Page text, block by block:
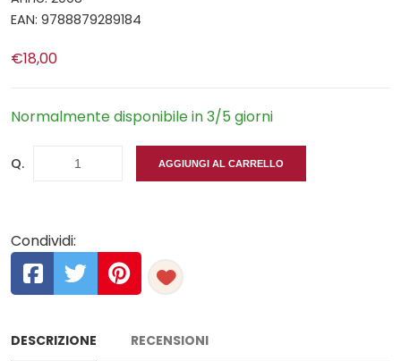
EAN: 9788879289184
€18,00
Normalmente disponibile in 3/5 giorni
Q. AGGIUNGI AL CARRELLO
Condividi:
DESCRIZIONE RECENSIONI